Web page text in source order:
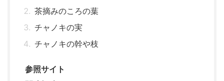
茶摘みのころの葉
チャノキの実
チャノキの幹や枝
参照サイト